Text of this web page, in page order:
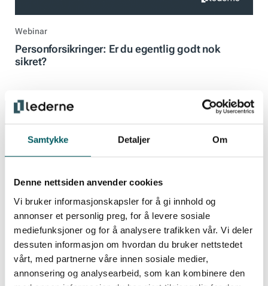
Samtykke Detaljer Om
Denne nettsiden anvender cookies
Vi bruker informasjonskapsler for å gi innhold og
annonser et personlig preg, for å levere sosiale
mediefunksjoner og for å analysere trafikken vår. Vi deler
dessuten informasjon om hvordan du bruker nettstedet
vårt, med partnerne våre innen sosiale medier,
annonsering og analysearbeid, som kan kombinere den
Webinar
Personforsikringer: Er du egentlig godt nok
sikret?
Få de siste ledelsesnyhetene
Hold deg oppdatert med de viktigste nyhetene
og innsiktene for moderne ledelse. Meld deg
på vårt nyhetsbrev og få tips, råd og
inspirasjon som styrker deg i rollen som
leder.